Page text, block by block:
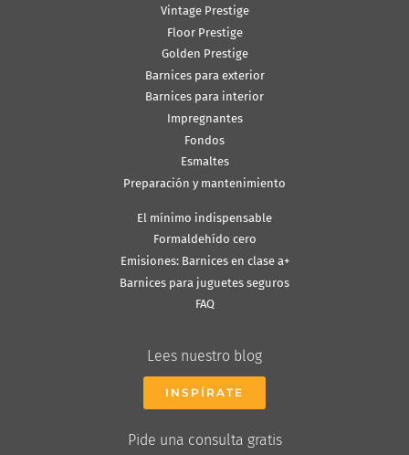
Vintage Prestige
Floor Prestige
Golden Prestige
Barnices para exterior
Barnices para interior
Impregnantes
Fondos
Esmaltes
Preparación y mantenimiento
El mínimo indispensable
Formaldehído cero
Emisiones: Barnices en clase a+
Barnices para juguetes seguros
FAQ
Lees nuestro blog
INSPÍRATE
Pide una consulta gratis